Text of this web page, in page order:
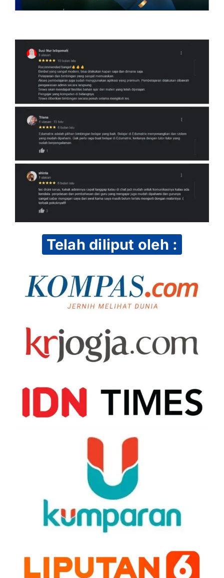
Telah diliput oleh :